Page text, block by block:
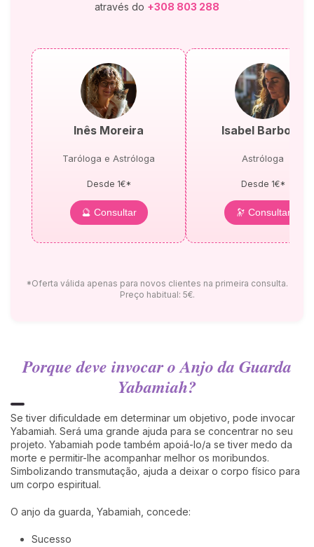
através do +308 803 288
Inês Moreira
Taróloga e Astróloga
Desde 1€*
🔮 Consultar
Isabel Barbosa
Astróloga
Desde 1€*
🔭 Consultar
*Oferta válida apenas para novos clientes na primeira consulta.
Preço habitual: 5€.
Porque deve invocar o Anjo da Guarda
Yabamiah?
Se tiver dificuldade em determinar um objetivo, pode invocar
Yabamiah. Será uma grande ajuda para se concentrar no seu
projeto. Yabamiah pode também apoiá-lo/a se tiver medo da
morte e permitir-lhe acompanhar melhor os moribundos.
Simbolizando transmutação, ajuda a deixar o corpo físico para
um corpo espiritual.
O anjo da guarda, Yabamiah, concede:
Sucesso